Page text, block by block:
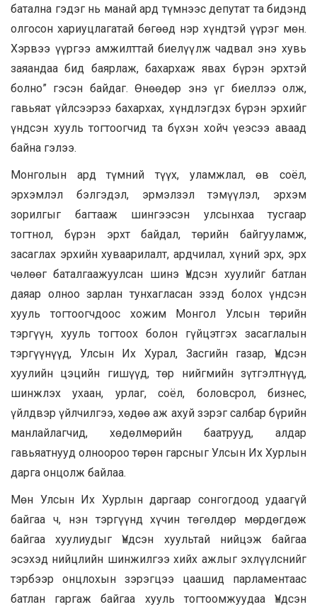
батална гэдэг нь манай ард түмнээс депутат та бидэнд
олгосон хариуцлагатай бөгөөд нэр хүндтэй үүрэг мөн.
Хэрвээ үүргээ амжилттай биелүүлж чадвал энэ хувь
заяандаа бид баярлаж, бахархаж явах бүрэн эрхтэй
болно” гэсэн байдаг. Өнөөдөр энэ үг биеллээ олж,
гавьяат үйлсээрээ бахархах, хүндлэгдэх бүрэн эрхийг
үндсэн хууль тогтоогчид та бүхэн хойч үеэсээ аваад
байна гэлээ.
Монголын ард түмний түүх, уламжлал, өв соёл,
эрхэмлэл бэлгэдэл, эрмэлзэл тэмүүлэл, эрхэм
зорилгыг багтааж шингээсэн улсынхаа тусгаар
тогтнол, бүрэн эрхт байдал, төрийн байгууламж,
засаглах эрхийн хуваарилалт, ардчилал, хүний эрх, эрх
чөлөөг баталгаажуулсан шинэ Үндсэн хуулийг батлан
даяар олноо зарлан тунхагласан эзэд болох үндсэн
хууль тогтоогчдоос хожим Монгол Улсын төрийн
тэргүүн, хууль тогтоох болон гүйцэтгэх засаглалын
тэргүүнүүд, Улсын Их Хурал, Засгийн газар, Үндсэн
хуулийн цэцийн гишүүд, төр нийгмийн зүтгэлтнүүд,
шинжлэх ухаан, урлаг, соёл, боловсрол, бизнес,
үйлдвэр үйлчилгээ, хөдөө аж ахуй зэрэг салбар бүрийн
манлайлагчид, хөдөлмөрийн баатрууд, алдар
гавьяатнууд олноороо төрөн гарсныг Улсын Их Хурлын
дарга онцолж байлаа.
Мөн Улсын Их Хурлын даргаар сонгогдоод удаагүй
байгаа ч, нэн тэргүүнд хүчин төгөлдөр мөрдөгдөж
байгаа хуулиудыг Үндсэн хуультай нийцэж байгаа
эсэхэд нийцлийн шинжилгээ хийх ажлыг эхлүүлснийг
тэрбээр онцлохын зэрэгцээ цаашид парламентаас
батлан гаргаж байгаа хууль тогтоомжуудаа Үндсэн